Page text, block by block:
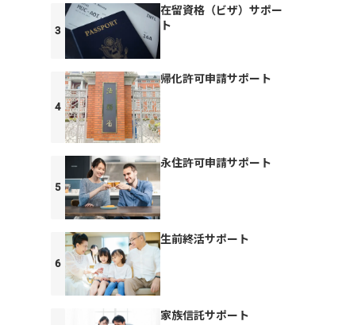
在留資格（ビザ）サポー
ト
帰化許可申請サポート
永住許可申請サポート
生前終活サポート
家族信託サポート